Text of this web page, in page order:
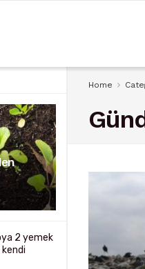
2 yemek
kendi
Home